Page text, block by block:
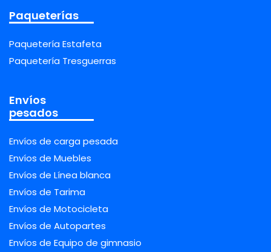
Paqueterías
Paquetería Estafeta
Paquetería Tresguerras
Envíos
pesados
Envíos de carga pesada
Envíos de Muebles
Envíos de Línea blanca
Envíos de Tarima
Envíos de Motocicleta
Envíos de Autopartes
Envíos de Equipo de gimnasio